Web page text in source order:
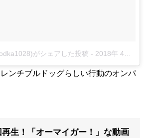
がシェアした投稿 - 2018年 4月月29日午後10時21分PDT
ンチブルドッグらしい行動のオンパ
生！「オーマイガー！」な動画